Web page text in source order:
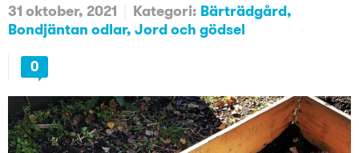
31 oktober, 2021 Kategori: Bärträdgård
Bondjäntan odlar Jord och gödsel
0